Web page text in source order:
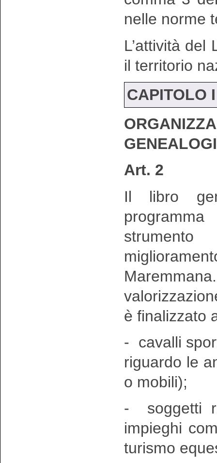
nelle norme
L’attività
il territorio
CAPITOLO I
Art. 2
Il libro
è finalizzato
- cavalli
riguardo le
o mobili);
- soggetti
impieghi
turismo